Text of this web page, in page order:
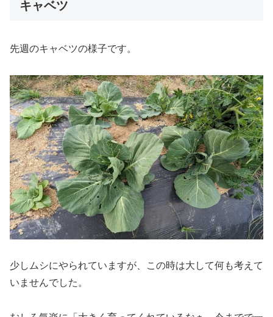
キャベツ
先週のキャベツの様子です。
少しムシにやられていますが、この時は大して何も考えて
いませんでした。